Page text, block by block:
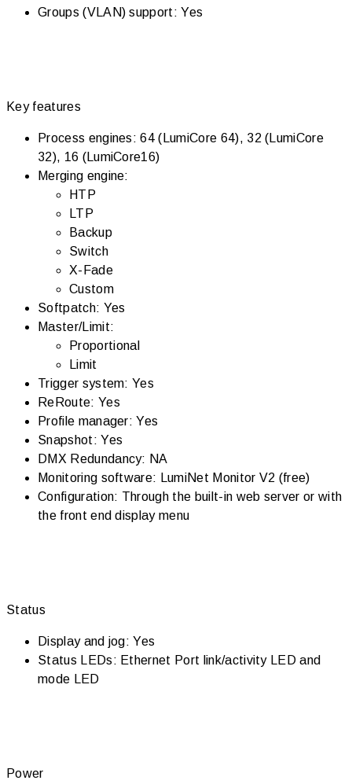
Groups (VLAN) support: Yes
Key features
Process engines: 64 (LumiCore 64), 32 (LumiCore
32), 16 (LumiCore16)
Merging engine:
HTP
LTP
Backup
Switch
X-Fade
Custom
Softpatch: Yes
Master/Limit:
Proportional
Limit
Trigger system: Yes
ReRoute: Yes
Profile manager: Yes
Snapshot: Yes
DMX Redundancy: NA
Monitoring software: LumiNet Monitor V2 (free)
Configuration: Through the built-in web server or with
the front end display menu
Status
Display and jog: Yes
Status LEDs: Ethernet Port link/activity LED and
mode LED
Power